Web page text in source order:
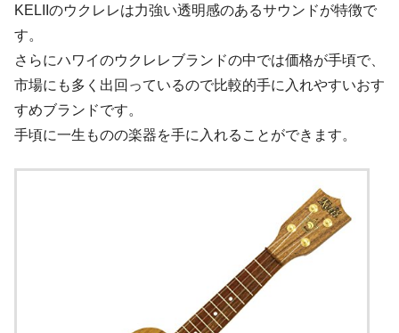
KELIIのウクレレは力強い透明感のあるサウンドが特徴で
す。
さらにハワイのウクレレブランドの中では価格が手頃で、
市場にも多く出回っているので比較的手に入れやすいおす
すめブランドです。
手頃に一生ものの楽器を手に入れることができます。